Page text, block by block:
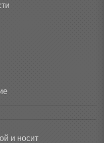
и носит